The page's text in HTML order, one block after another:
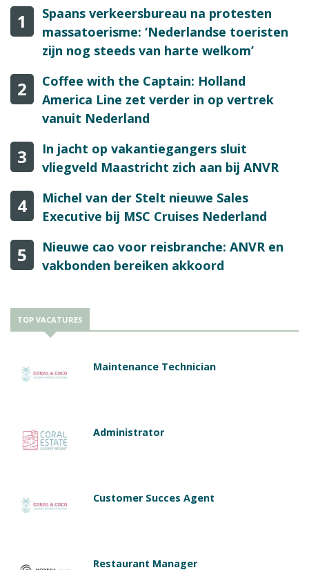
1
Spaans verkeersbureau na protesten
massatoerisme: ‘Nederlandse toeristen
zijn nog steeds van harte welkom’
2
Coffee with the Captain: Holland
America Line zet verder in op vertrek
vanuit Nederland
3
In jacht op vakantiegangers sluit
vliegveld Maastricht zich aan bij ANVR
4
Michel van der Stelt nieuwe Sales
Executive bij MSC Cruises Nederland
5
Nieuwe cao voor reisbranche: ANVR en
vakbonden bereiken akkoord
TOP VACATURES
Maintenance Technician
Administrator
Customer Succes Agent
Restaurant Manager